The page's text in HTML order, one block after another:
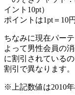
イント10pt）
ポイントは1pt＝10
ちなみに現在パー
よって男性会員の
に割引されている
割引で異なります。
※上記数値は2010年